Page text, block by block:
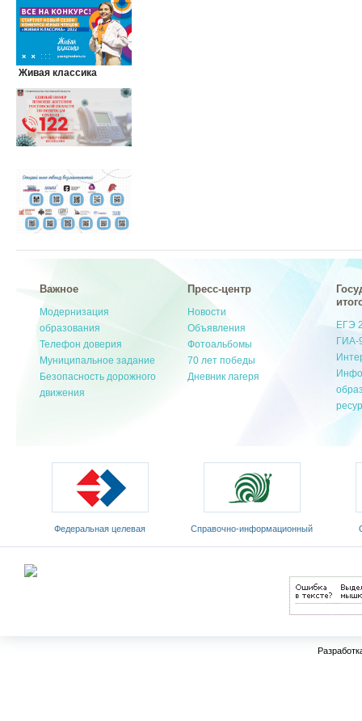
Живая классика
Важное
Модернизация
образования
Телефон доверия
Муниципальное задание
Безопасность дорожного
движения
Пресс-центр
Новости
Объявления
Фотоальбомы
70 лет победы
Дневник лагеря
ЕГЭ
ГИА-
Федеральная целевая
программа развития
Cправочно-информационный
портал «Русский язык»